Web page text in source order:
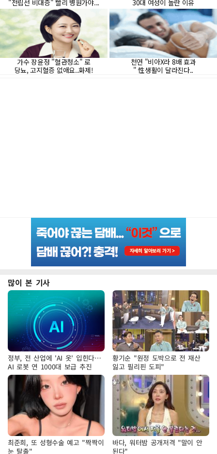
많이 본 기사
정부, 전 산업에 'AI 옷' 입힌다…
AI 로봇 연 1000대 보급 추진
황기순 "원정 도박으로 전 재산
잃고 필리핀 도피"
최준희, 또 성형수술 예고 "짝짝이
눈 탈출"
바다, 워터밤 공개저격 "말이 안
된다"